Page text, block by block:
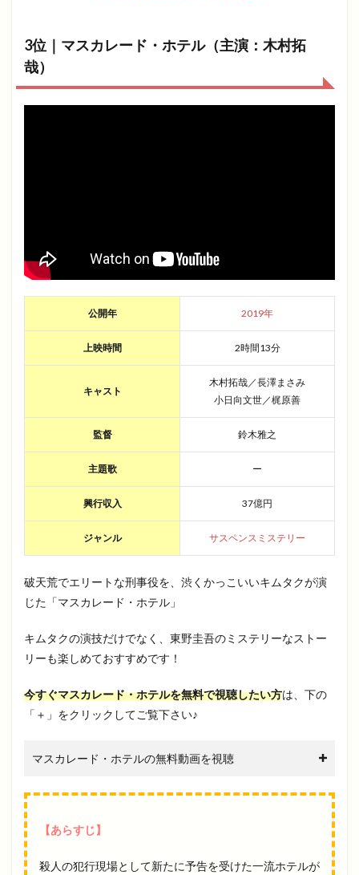
3位｜マスカレード・ホテル（主演：木村拓
哉）
公開年 2019年
上映時間 2時間13分
キャスト
木村拓哉／長澤まさみ
小日向文世／梶原善
監督 鈴木雅之
主題歌 ー
興行収入 37億円
ジャンル サスペンスミステリー
破天荒でエリートな刑事役を、渋くかっこいいキムタクが演
じた「マスカレード・ホテル」
キムタクの演技だけでなく、東野圭吾のミステリーなストー
リーも楽しめておすすめです！
今すぐマスカレード・ホテルを無料で視聴したい方は、下の
「＋」をクリックしてご覧下さい♪
マスカレード・ホテルの無料動画を視聴
【あらすじ】
殺人の犯行現場として新たに予告を受けた一流ホテルが